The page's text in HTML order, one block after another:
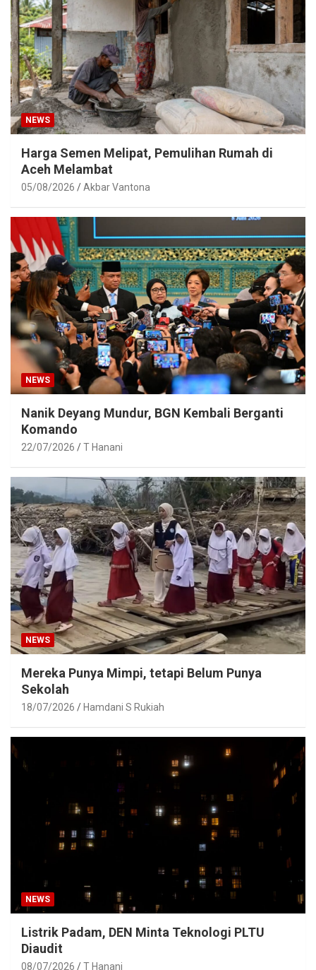
NEWS
Harga Semen Melipat, Pemulihan Rumah di
Aceh Melambat
05/08/2026 Akbar Vantona
NEWS
Nanik Deyang Mundur, BGN Kembali Berganti
Komando
22/07/2026 T Hanani
NEWS
Mereka Punya Mimpi, tetapi Belum Punya
Sekolah
18/07/2026 Hamdani S Rukiah
NEWS
Listrik Padam, DEN Minta Teknologi PLTU
Diaudit
08/07/2026 T Hanani